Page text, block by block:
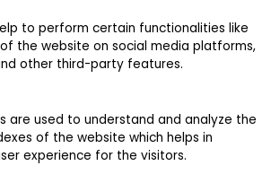
to perform certain functionalities like
the website on social media platforms,
other third-party features.
are used to understand and analyze the
of the website which helps in
experience for the visitors.